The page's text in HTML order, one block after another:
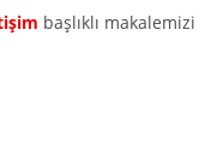
başlıklı makalemizi